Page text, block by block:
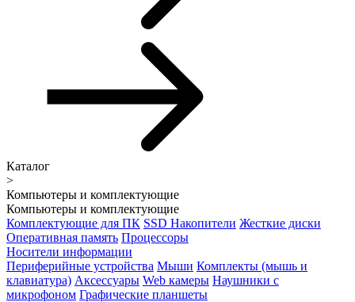
Каталог
>
Компьютеры и комплектующие
Компьютеры и комплектующие
Комплектующие для ПК SSD Накопители Жесткие диски
Оперативная память Процессоры
Носители информации
Периферийные устройства Мыши Комплекты (мышь и
клавиатура) Аксессуары Web камеры Наушники с
микрофоном Графические планшеты